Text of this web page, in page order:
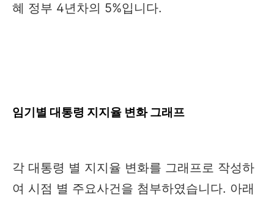
혜 정부 4년차의 5%입니다.
임기별 대통령 지지율 변화 그래프
각 대통령 별 지지율 변화를 그래프로 작성하
여 시점 별 주요사건을 첨부하였습니다. 아래